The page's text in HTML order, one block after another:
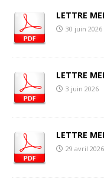
LETTRE
30 juin 2026
LETTRE
3 juin 2026
LETTRE
29 avril 2026